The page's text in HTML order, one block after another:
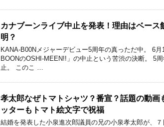
カナブーンライブ中止を発表！理由はベース
明？
KANA-B00Nメジャーデビュー5周年の真っただ中。 6
BOONのOSHI-MEEN!!」の中止という苦渋の決断。 5
止。 このこ …
孝太郎なぜトマトシャツ？番宣？話題の動画
ッターもトマト絵文字で祝福
結婚を発表した小泉進次郎議員の兄の小泉孝太郎が、